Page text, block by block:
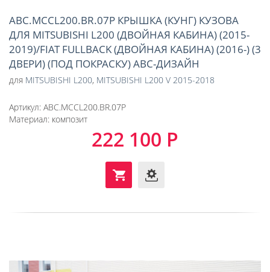
ABC.MCCL200.BR.07P КРЫШКА (КУНГ) КУЗОВА
ДЛЯ MITSUBISHI L200 (ДВОЙНАЯ КАБИНА) (2015-
2019)/FIAT FULLBACK (ДВОЙНАЯ КАБИНА) (2016-) (3
ДВЕРИ) (ПОД ПОКРАСКУ) АВС-ДИЗАЙН
для MITSUBISHI L200, MITSUBISHI L200 V 2015-2018
Артикул: ABC.MCCL200.BR.07P
Материал: композит
222 100 Р